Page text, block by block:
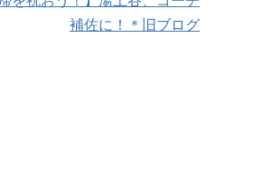
補佐に！＊旧ブログ